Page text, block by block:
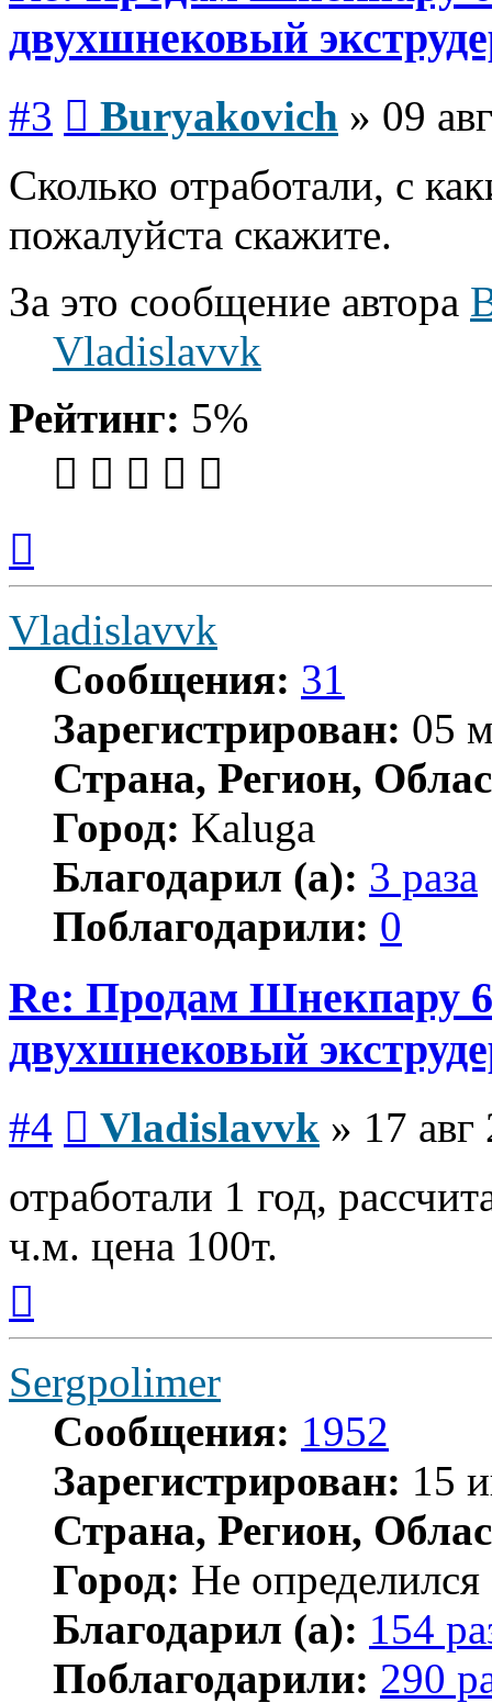
двухшнековый
#3 Buryakovich » 09
Сколько отработали, с
пожалуйста скажите.
За это сообщение автора
Vladislavvk
Рейтинг: 5%
началу
Vladislavvk
Сообщения: 31
Зарегистрирован: 05
Страна, Регион,
Город: Kaluga
Благодарил (а): 3 раза
Поблагодарили: 0
Re: Продам Шнекпару
двухшнековый
#4 Vladislavvk » 17
отработали 1 год,
ч.м. цена 100т.
началу
Sergpolimer
Сообщения: 1952
Зарегистрирован: 15
Страна, Регион,
Город: Не определился
Благодарил (а): 154
Поблагодарили: 290